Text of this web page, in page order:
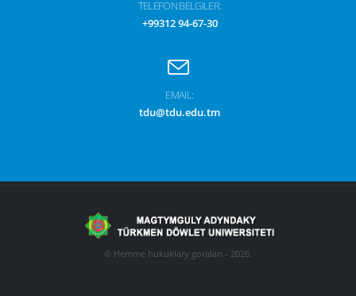
TELEFON BELGILER:
+99312 94-67-30
EMAIL:
tdu@tdu.edu.tm
© Hemme hukuklary goralan - 2026.